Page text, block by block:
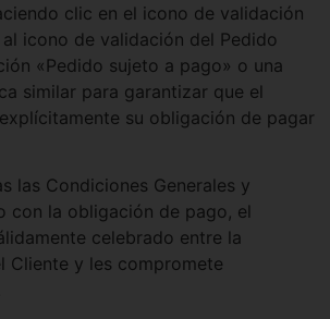
clic en el icono de validación
icono de validación del Pedido
«Pedido sujeto a pago» o una
similar para garantizar que el
su obligación de pagar
las Condiciones Generales y
con la obligación de pago, el
celebrado entre la
Cliente y les compromete